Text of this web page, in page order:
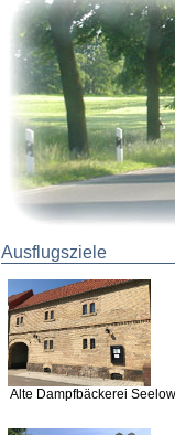
Ausflugsziele
Alte Dampfbäckerei Seelow